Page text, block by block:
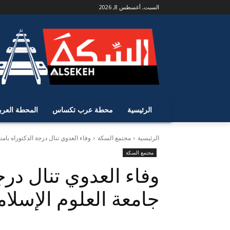
السبت, أغسطس 8, 2026
الرئيسية محطة عرب تكساس المحطة
الرئيسية مجتمع السكة وفاء العدوي تنال درجة الدكتوراه
مجتمع السكة
وفاء العدوي تنال
جامعة العلوم